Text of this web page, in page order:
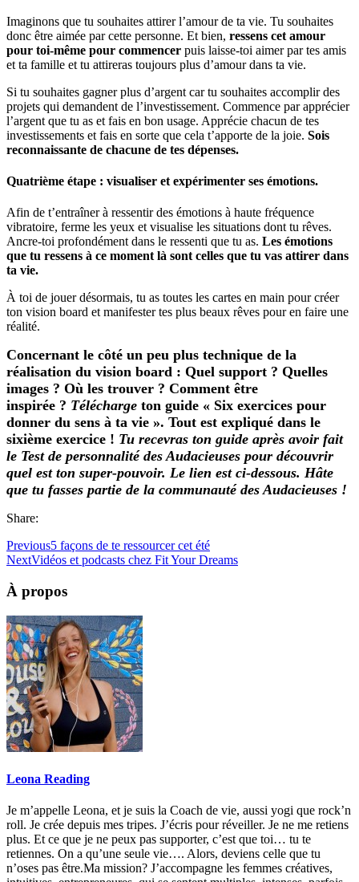
Imaginons que tu souhaites attirer l’amour de ta vie. Tu souhaites
donc être aimée par cette personne. Et bien, ressens cet amour
pour toi-même pour commencer puis laisse-toi aimer par tes amis
et ta famille et tu attireras toujours plus d’amour dans ta vie.
Si tu souhaites gagner plus d’argent car tu souhaites accomplir des
projets qui demandent de l’investissement. Commence par apprécier
l’argent que tu as et fais en bon usage. Apprécie chacun de tes
investissements et fais en sorte que cela t’apporte de la joie. Sois
reconnaissante de chacune de tes dépenses.
Quatrième étape : visualiser et expérimenter ses émotions.
Afin de t’entraîner à ressentir des émotions à haute fréquence
vibratoire, ferme les yeux et visualise les situations dont tu rêves.
Ancre-toi profondément dans le ressenti que tu as. Les émotions
que tu ressens à ce moment là sont celles que tu vas attirer dans
ta vie.
À toi de jouer désormais, tu as toutes les cartes en main pour créer
ton vision board et manifester tes plus beaux rêves pour en faire une
réalité.
Concernant le côté un peu plus technique de la
réalisation du vision board : Quel support ? Quelles
images ? Où les trouver ? Comment être
inspirée ? Télécharge ton guide « Six exercices pour
donner du sens à ta vie ». Tout est expliqué dans le
sixième exercice ! Tu recevras ton guide après avoir fait
le Test de personnalité des Audacieuses pour découvrir
quel est ton super-pouvoir. Le lien est ci-dessous. Hâte
que tu fasses partie de la communauté des Audacieuses !
Share:
Previous5 façons de te ressourcer cet été
NextVidéos et podcasts chez Fit Your Dreams
À propos
Leona Reading
Je m’appelle Leona, et je suis la Coach de vie, aussi yogi que rock’n
roll. Je crée depuis mes tripes. J’écris pour réveiller. Je ne me retiens
plus. Et ce que je ne peux pas supporter, c’est que toi… tu te
retiennes. On a qu’une seule vie…. Alors, deviens celle que tu
n’oses pas être.Ma mission? J’accompagne les femmes créatives,